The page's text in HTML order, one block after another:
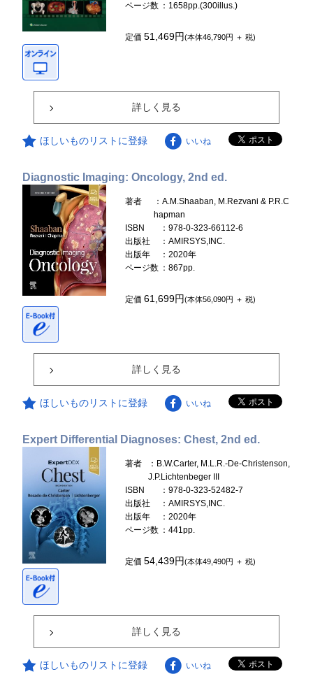
ページ数 ：1658pp.(300illus.)
定価51,469円(本体46,790円 ＋ 税)
詳しく見る
ほしいものリストに登録 いいね
Diagnostic Imaging: Oncology, 2nd ed.
著者
：A.M.Shaaban, M.Rezvani & P.R.C
hapman
ISBN
：978-0-323-66112-6
出版社
：AMIRSYS,INC.
出版年
：2020年
ページ数 ：867pp.
定価61,699円(本体56,090円 ＋ 税)
詳しく見る
ほしいものリストに登録 いいね
Expert Differential Diagnoses: Chest, 2nd ed.
著者
：B.W.Carter, M.L.R.-De-Christenson,
J.P.Lichtenbeger III
ISBN
：978-0-323-52482-7
出版社
：AMIRSYS,INC.
出版年
：2020年
ページ数 ：441pp.
定価54,439円(本体49,490円 ＋ 税)
詳しく見る
ほしいものリストに登録 いいね